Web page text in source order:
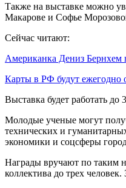
Также на выставке можно
Макарове и Софье
Сейчас читают:
Американка Дениз Бернхем
Карты в РФ будут ежегодно
Выставка будет работать
Молодые ученые могут
технических и
экономики и соцсферы
Награды вручают по таким
коллектива до трех